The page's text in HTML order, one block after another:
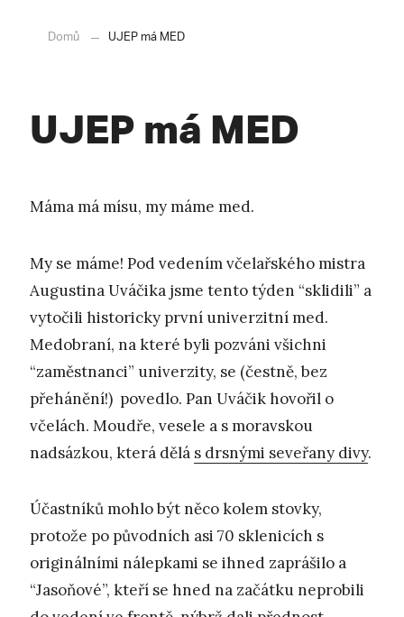
Domů UJEP má MED
UJEP má MED
Máma má mísu, my máme med.
My se máme! Pod vedením včelařského mistra
Augustina Uváčika jsme tento týden “sklidili” a
vytočili historicky první univerzitní med.
Medobraní, na které byli pozváni všichni
“zaměstnanci” univerzity, se (čestně, bez
přehánění!) povedlo. Pan Uváčik hovořil o
včelách. Moudře, vesele a s moravskou
nadsázkou, která dělá s drsnými seveřany divy.
Účastníků mohlo být něco kolem stovky,
protože po původních asi 70 sklenicích s
originálními nálepkami se ihned zaprášilo a
“Jasoňové”, kteří se hned na začátku neprobili